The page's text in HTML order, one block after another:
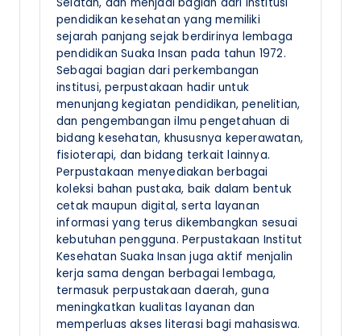
pendidikan kesehatan yang memiliki
sejarah panjang sejak berdirinya lembaga
pendidikan Suaka Insan pada tahun 1972.
Sebagai bagian dari perkembangan
institusi, perpustakaan hadir untuk
menunjang kegiatan pendidikan, penelitian,
dan pengembangan ilmu pengetahuan di
bidang kesehatan, khususnya keperawatan,
fisioterapi, dan bidang terkait lainnya.
Perpustakaan menyediakan berbagai
koleksi bahan pustaka, baik dalam bentuk
cetak maupun digital, serta layanan
informasi yang terus dikembangkan sesuai
kebutuhan pengguna. Perpustakaan Institut
Kesehatan Suaka Insan juga aktif menjalin
kerja sama dengan berbagai lembaga,
termasuk perpustakaan daerah, guna
meningkatkan kualitas layanan dan
memperluas akses literasi bagi mahasiswa.